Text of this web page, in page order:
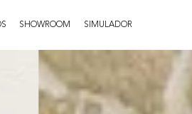
SHOWROOM SIMULADOR